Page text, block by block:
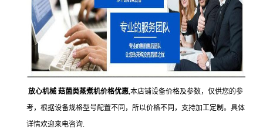
放心机械 菇菌类蒸煮机价格优惠,本店铺设备价格及参数，仅供您的参
考，根据设备规格型号配置不同，所以价格不同，支持加工定制。具体
详情欢迎来电咨询.